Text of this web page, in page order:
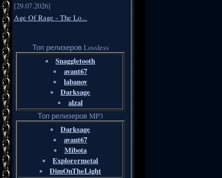
[29.07.2026]
Age Of Rage - The Lo...
Топ релизеров Lossless
Snaggletooth
avant67
labanov
Darksage
alzal
Топ релизеров MP3
Darksage
avant67
Mibota
Explorermetal
DimOnTheLight